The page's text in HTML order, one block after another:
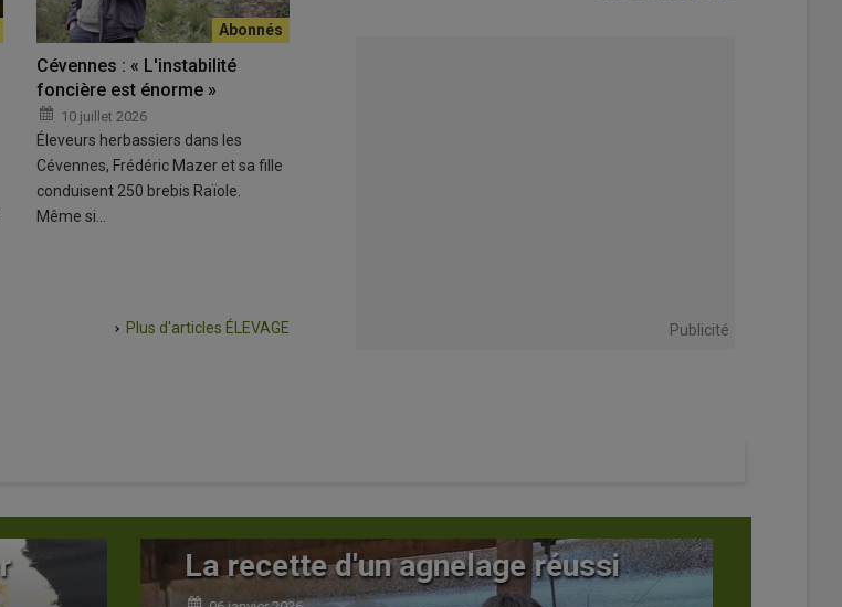
Cévennes : « L'instabilité
foncière est énorme »
10 juillet 2026
Éleveurs herbassiers dans les
Cévennes, Frédéric Mazer et sa fille
conduisent 250 brebis Raïole.
Même si…
Plus d'articles ÉLEVAGE Publicité
La recette d'un agnelage réussi